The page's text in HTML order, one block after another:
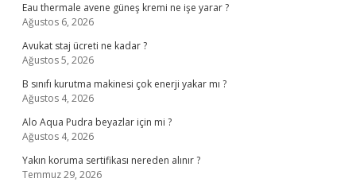
Eau thermale avene güneş kremi ne işe yarar ?
Ağustos 6, 2026
Avukat staj ücreti ne kadar ?
Ağustos 5, 2026
B sınıfı kurutma makinesi çok enerji yakar mı ?
Ağustos 4, 2026
Alo Aqua Pudra beyazlar için mi ?
Ağustos 4, 2026
Yakın koruma sertifikası nereden alınır ?
Temmuz 29, 2026